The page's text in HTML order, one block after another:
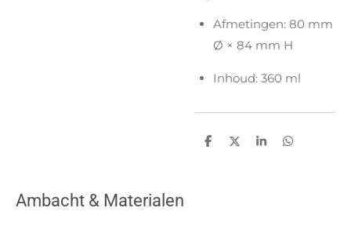
Afmetingen: 80 mm
Ø × 84 mm H
Inhoud: 360 ml
D
D
S
D
Ambacht & Materialen